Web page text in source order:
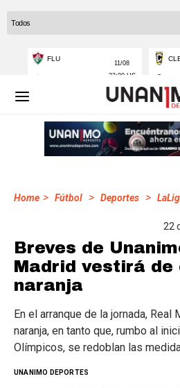
Home > Fútbol > Deportes >
22
Breves de
Madrid vestirá de
naranja
En el arranque de la jornada,
naranja, en tanto que, rumbo al
Olímpicos, se redoblan las
UNANIMO DEPORTES